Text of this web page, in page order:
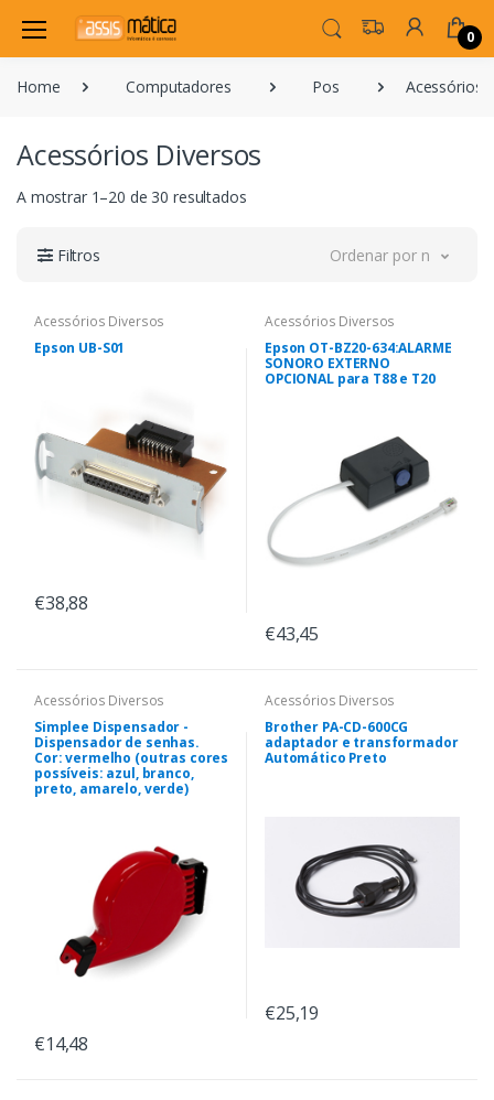
0
Home Computadores Pos Acessórios
Acessórios Diversos
A mostrar 1–20 de 30 resultados
Filtros Ordenar por novidade
Acessórios Diversos
Epson UB-S01
€38,88
Acessórios Diversos
Epson OT-BZ20-634:ALARME
SONORO EXTERNO
OPCIONAL para T88 e T20
€43,45
Acessórios Diversos
Simplee Dispensador -
Dispensador de senhas.
Cor: vermelho (outras cores
possíveis: azul, branco,
preto, amarelo, verde)
€14,48
Acessórios Diversos
Brother PA-CD-600CG
adaptador e transformador
Automático Preto
€25,19